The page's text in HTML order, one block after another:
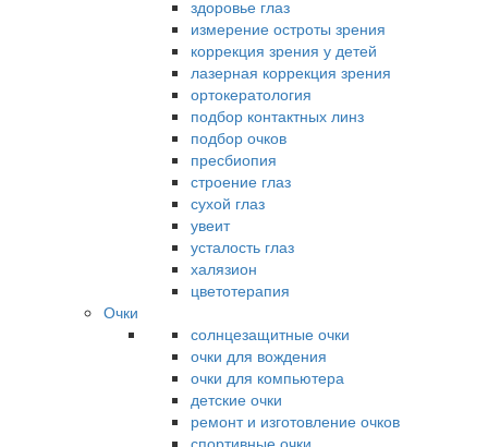
здоровье глаз
измерение остроты зрения
коррекция зрения у детей
лазерная коррекция зрения
ортокератология
подбор контактных линз
подбор очков
пресбиопия
строение глаз
сухой глаз
увеит
усталость глаз
халязион
цветотерапия
Очки
солнцезащитные очки
очки для вождения
очки для компьютера
детские очки
ремонт и изготовление очков